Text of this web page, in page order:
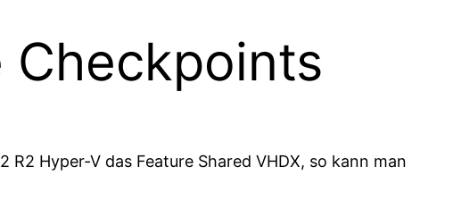
Checkpoints
Hyper-V das Feature Shared VHDX, so kann man